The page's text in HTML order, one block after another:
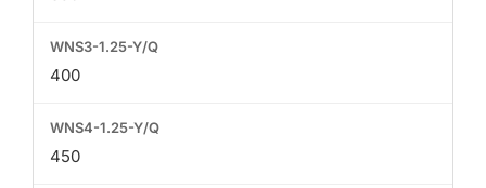
400
450